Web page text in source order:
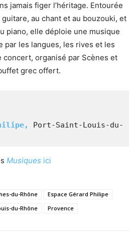
jamais figer l’héritage. Entourée
au chant et au bouzouki, et
piano, elle déploie une musique
par les langues, les rives et les
concert, organisé par Scènes et
grec offert.
Port-Saint-Louis-du-
Musiques ici
du-Rhône
Espace Gérard Philipe
du-Rhône Provence